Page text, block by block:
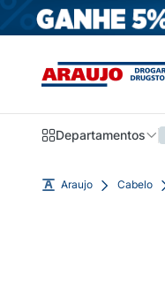
Departamentos
Araujo Cabelo